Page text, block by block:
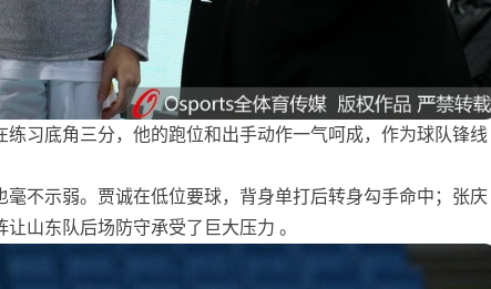
习底角三分，他的跑位和出手动作一气呵成，作为球队锋线
不示弱。贾诚在低位要球，背身单打后转身勾手命中；张庆
山东队后场防守承受了巨大压力 。